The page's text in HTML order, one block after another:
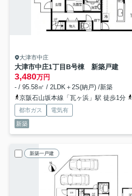
大津市中庄
大津市中庄1丁目B号棟 新築戸建
3,480万円
- / 95.58㎡ / 2LDK＋2S(納戸) /新築
京阪石山坂本線「瓦ヶ浜」駅 徒歩1分
都市ガス
電気有
新築
新築一戸建